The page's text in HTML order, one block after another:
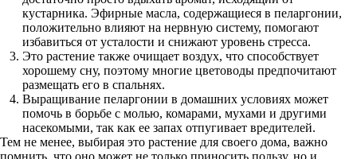
кустарника. Эфирные масла, содержащиеся в пеларгонии,
положительно влияют на нервную систему, помогают
избавиться от усталости и снижают уровень стресса.
Это растение также очищает воздух, что способствует
хорошему сну, поэтому многие цветоводы предпочитают
размещать его в спальнях.
Выращивание пеларгонии в домашних условиях может
помочь в борьбе с молью, комарами, мухами и другими
насекомыми, так как ее запах отпугивает вредителей.
Тем не менее, выбирая это растение для своего дома, важно
помнить, что оно может не только приносить пользу, но и